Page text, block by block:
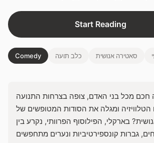
Start Reading
Comedy כלב תועה סאטירה אנושית
מכל בני האדם, צופה בצרחות התנועה
הטלוויזיה ומגלה את הסודות המטופשים של
בארקלי, הפילוסוף הפרוותי, נקרע בין
גברות קונספירטיביות ונערים מתחפשים